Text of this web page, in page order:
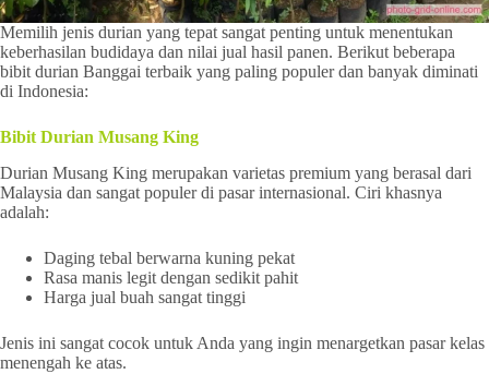
Memilih jenis durian yang tepat sangat penting untuk menentukan
keberhasilan budidaya dan nilai jual hasil panen. Berikut beberapa
bibit durian Banggai terbaik yang paling populer dan banyak diminati
di Indonesia:
Bibit Durian Musang King
Durian Musang King merupakan varietas premium yang berasal dari
Malaysia dan sangat populer di pasar internasional. Ciri khasnya
adalah:
Daging tebal berwarna kuning pekat
Rasa manis legit dengan sedikit pahit
Harga jual buah sangat tinggi
Jenis ini sangat cocok untuk Anda yang ingin menargetkan pasar kelas
menengah ke atas.